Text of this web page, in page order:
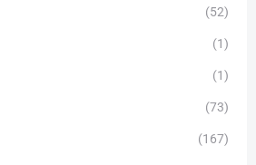
(52)
(1)
(1)
(73)
(167)